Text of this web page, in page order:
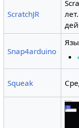
ScratchJR
Snap4arduino
Squeak